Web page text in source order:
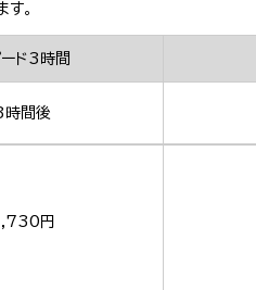
。
ド3時間
間後
円